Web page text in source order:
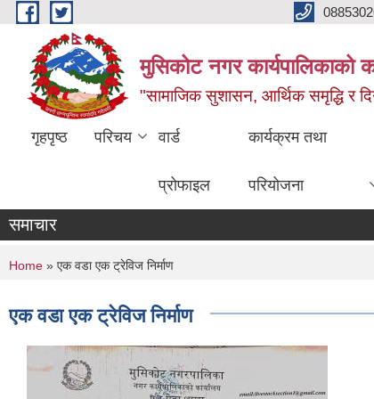
Skip to main content
मुसिकोट नगर कार्यपालिकाको
"सामाजिक सुशासन, आर्थिक समृद्धि र
गृहपृष्ठ परिचय वार्ड
प्रोफाइल
कार्यक्रम तथा
परियोजना
समाचार
You are here
Home » एक वडा एक ट्रेविज निर्माण
एक वडा एक ट्रेविज निर्माण